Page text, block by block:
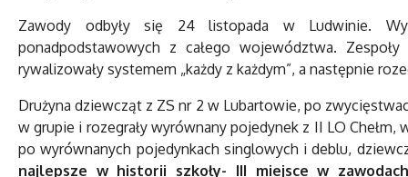
Zawody odbyły się 24 listopada w Ludwinie.
ponadpodstawowych z całego województwa.
rywalizowały systemem „każdy z każdym”, a następnie
Drużyna dziewcząt z ZS nr 2 w Lubartowie, po
w grupie i rozegrały wyrównany pojedynek z II LO
po wyrównanych pojedynkach singlowych i deblu,
najlepsze w historii szkoły- III miejsce w